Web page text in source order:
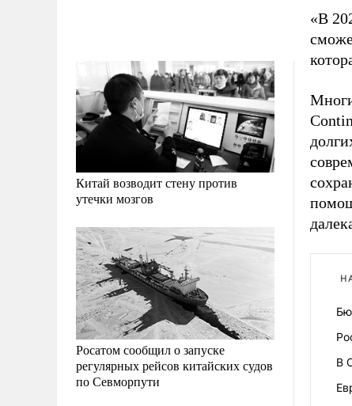
Китай возводит стену против
утечки мозгов
Росатом сообщил о запуске
регулярных рейсов китайских судов
по Севморпути
«В
В